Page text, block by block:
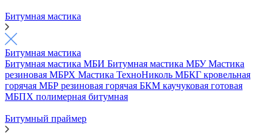
Битумная мастика
Битумная мастика
Битумная мастика МБИ Битумная мастика МБУМастика
резиновая МБРХ Мастика ТехноНиколь МБКГ кровельная
горячая МБР резиновая горячая БКМ каучуковая готовая
МБПХ полимерная битумная
Битумный праймер